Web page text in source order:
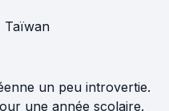
Taïwan
un peu introvertie.
une année scolaire.